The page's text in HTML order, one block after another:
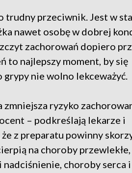
trudny przeciwnik. Jest w
nawet osobę w dobrej
zachorowań dopiero
to najlepszy moment, by się
grypy nie wolno lekceważyć.
zmniejsza ryzyko
– podkreślają lekarze i
z preparatu powinny
na choroby przewlekłe,
nadciśnienie, choroby serca